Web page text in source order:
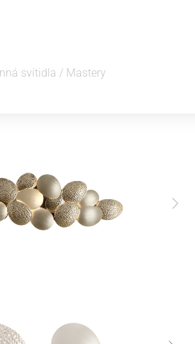
svítidla / Mastery